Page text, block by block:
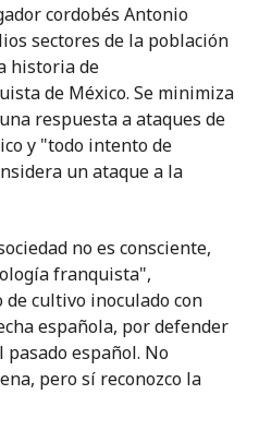
cordobés Antonio
sectores de la población
historia de
de México. Se minimiza
respuesta a ataques de
y "todo intento de
un ataque a la
no es consciente,
franquista",
de cultivo inoculado con
española, por defender
español. No
pero sí reconozco la